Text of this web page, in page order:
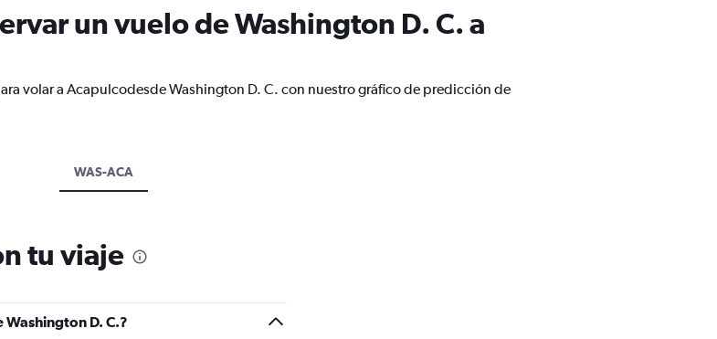
un vuelo de Washington D. C. a
volar a Acapulcodesde Washington D. C. con nuestro gráfico de predicción de
WAS-ACA
tu viaje
D. C.?